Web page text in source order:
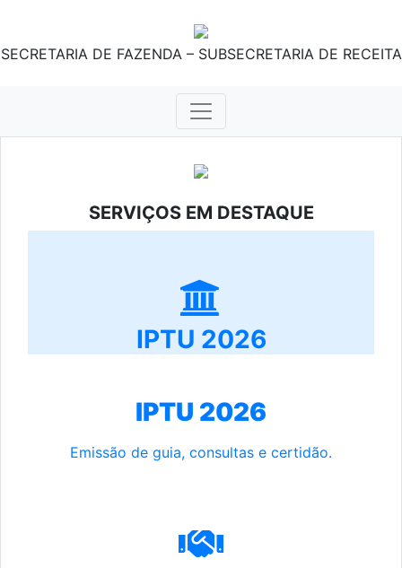
SECRETARIA DE FAZENDA – SUBSECRETARIA DE RECEITA
SERVIÇOS EM DESTAQUE
IPTU 2026
IPTU 2026
Emissão de guia, consultas e certidão.